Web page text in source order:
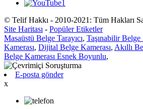
© Telif Hakkı - 2010-2021: Tüm Hakları
Site Haritası - Popüler Etiketler
Masaüstü Belge Tarayıcı, Taşınabilir Belge
Kamerası, Dijital Belge Kamerası, Akıllı
Belge Kamerası Esnek Boyunlu,
E-posta gönder
x